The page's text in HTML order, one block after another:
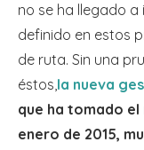
no se ha llegado
definido en estos
de ruta. Sin una
éstos,la nueva
que ha tomado el
enero de 2015,